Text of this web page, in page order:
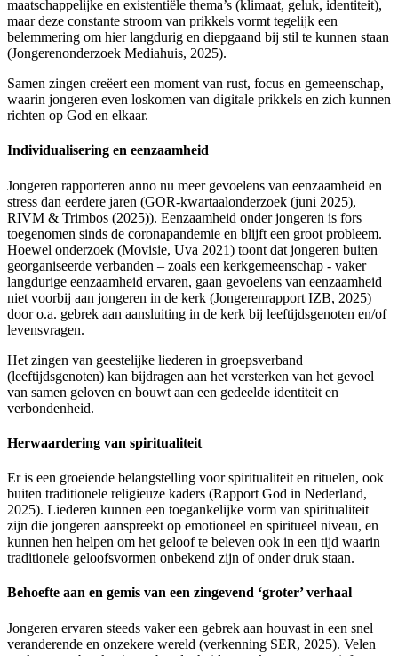
maatschappelijke en existentiële thema’s (klimaat, geluk, identiteit),
maar deze constante stroom van prikkels vormt tegelijk een
belemmering om hier langdurig en diepgaand bij stil te kunnen staan
(Jongerenonderzoek Mediahuis, 2025).
Samen zingen creëert een moment van rust, focus en gemeenschap,
waarin jongeren even loskomen van digitale prikkels en zich kunnen
richten op God en elkaar.
Individualisering en eenzaamheid
Jongeren rapporteren anno nu meer gevoelens van eenzaamheid en
stress dan eerdere jaren (GOR-kwartaalonderzoek (juni 2025),
RIVM & Trimbos (2025)). Eenzaamheid onder jongeren is fors
toegenomen sinds de coronapandemie en blijft een groot probleem.
Hoewel onderzoek (Movisie, Uva 2021) toont dat jongeren buiten
georganiseerde verbanden – zoals een kerkgemeenschap - vaker
langdurige eenzaamheid ervaren, gaan gevoelens van eenzaamheid
niet voorbij aan jongeren in de kerk (Jongerenrapport IZB, 2025)
door o.a. gebrek aan aansluiting in de kerk bij leeftijdsgenoten en/of
levensvragen.
Het zingen van geestelijke liederen in groepsverband
(leeftijdsgenoten) kan bijdragen aan het versterken van het gevoel
van samen geloven en bouwt aan een gedeelde identiteit en
verbondenheid.
Herwaardering van spiritualiteit
Er is een groeiende belangstelling voor spiritualiteit en rituelen, ook
buiten traditionele religieuze kaders (Rapport God in Nederland,
2025). Liederen kunnen een toegankelijke vorm van spiritualiteit
zijn die jongeren aanspreekt op emotioneel en spiritueel niveau, en
kunnen hen helpen om het geloof te beleven ook in een tijd waarin
traditionele geloofsvormen onbekend zijn of onder druk staan.
Behoefte aan en gemis van een zingevend ‘groter’ verhaal
Jongeren ervaren steeds vaker een gebrek aan houvast in een snel
veranderende en onzekere wereld (verkenning SER, 2025). Velen